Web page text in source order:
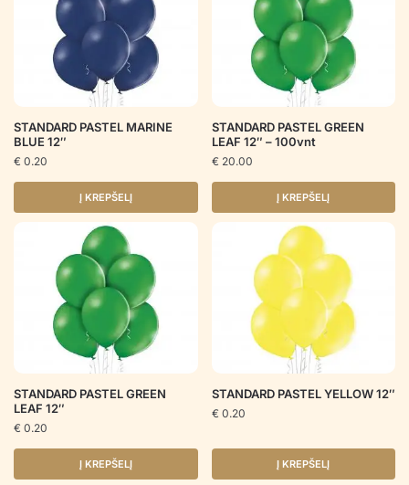
STANDARD PASTEL MARINE
BLUE 12″
€ 0.20
Į KREPŠELĮ
STANDARD PASTEL GREEN
LEAF 12″ – 100vnt
€ 20.00
Į KREPŠELĮ
STANDARD PASTEL GREEN
LEAF 12″
€ 0.20
Į KREPŠELĮ
STANDARD PASTEL YELLOW 12″
€ 0.20
Į KREPŠELĮ